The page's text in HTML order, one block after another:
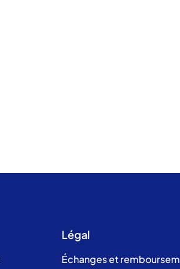
Légal
Échanges et